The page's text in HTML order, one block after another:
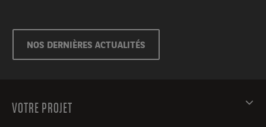
NOS DERNIÈRES ACTUALITÉS
VOTRE PROJET